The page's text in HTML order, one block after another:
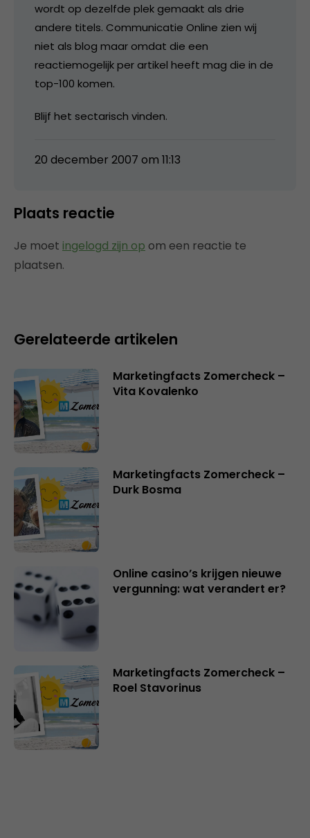
wordt op dezelfde plek gemaakt als drie
andere titels. Communicatie Online zien wij
niet als blog maar omdat die een
reactiemogelijk per artikel heeft mag die in de
top-100 komen.
Blijf het sectarisch vinden.
20 december 2007 om 11:13
Plaats reactie
Je moet ingelogd zijn op om een reactie te
plaatsen.
Gerelateerde artikelen
Marketingfacts Zomercheck –
Vita Kovalenko
Marketingfacts Zomercheck –
Durk Bosma
Online casino’s krijgen nieuwe
vergunning: wat verandert er?
Marketingfacts Zomercheck –
Roel Stavorinus